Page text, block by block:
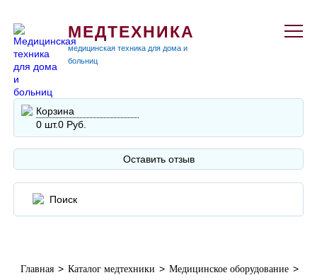
МЕДТЕХНИКА
медицинская техника для дома и
больниц
Корзина
0 шт.0 Руб.
Оставить отзыв
Главная > Каталог медтехники > Медицинское оборудование >